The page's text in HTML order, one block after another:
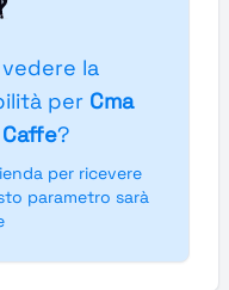
la
per Cma
?
per ricevere
parametro sarà